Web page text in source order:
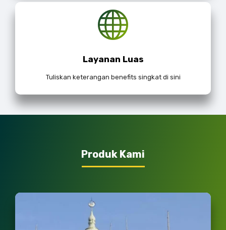
Layanan Luas
Tuliskan keterangan benefits singkat di sini
Produk Kami